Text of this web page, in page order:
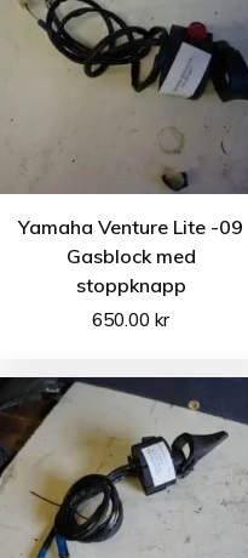
Yamaha Venture Lite -09
Gasblock med
stoppknapp
650.00kr